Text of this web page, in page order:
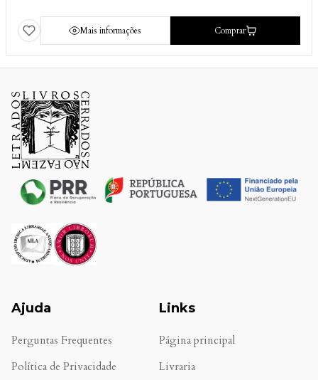
Mais informações Comprar
Ajuda
Perguntas Frequentes
Política de Privacidade
Links
Página principal
Livraria